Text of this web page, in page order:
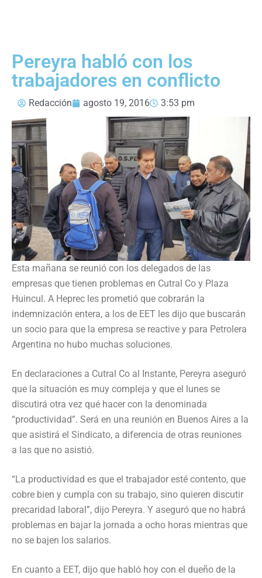
Pereyra habló con los
trabajadores en conflicto
Redacción agosto 19, 2016 3:53 pm
Esta mañana se reunió con los delegados de las
empresas que tienen problemas en Cutral Co y Plaza
Huincul. A Heprec les prometió que cobrarán la
indemnización entera, a los de EET les dijo que buscarán
un socio para que la empresa se reactive y para Petrolera
Argentina no hubo muchas soluciones.
En declaraciones a Cutral Co al Instante, Pereyra aseguró
que la situación es muy compleja y que el lunes se
discutirá otra vez qué hacer con la denominada
“productividad”. Será en una reunión en Buenos Aires a la
que asistirá el Sindicato, a diferencia de otras reuniones
a las que no asistió.
“La productividad es que el trabajador esté contento, que
cobre bien y cumpla con su trabajo, sino quieren discutir
precaridad laboral”, dijo Pereyra. Y aseguró que no habrá
problemas en bajar la jornada a ocho horas mientras que
no se bajen los salarios.
En cuanto a EET, dijo que habló hoy con el dueño de la